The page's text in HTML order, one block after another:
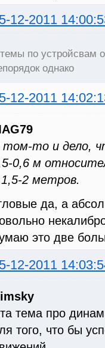
12-2011
по устройсвам
однако
12-2011
то и дело,
0,6 м
2 метров.
да, а
это две
12-2011
тема про
того, что бы